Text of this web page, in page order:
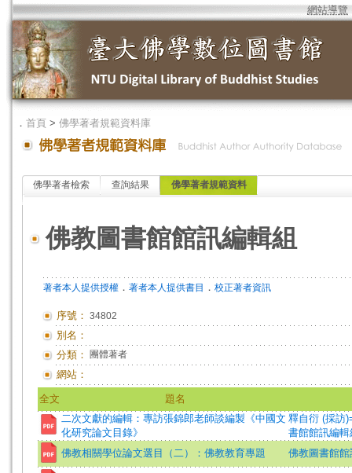
網站導覽
． 首頁 > 佛學著者規範資料庫
佛學著者檢索 查詢結果 佛學著者規範資料
佛教圖書館館訊編輯組
著者本人提供授權 ． 著者本人提供書目 ． 校正著者資訊
序號： 34802
別名：
分類：
團體著者
網站：
全文
題名
二次文獻的編輯：專訪張錦郎老師談編製《中國文
化研究論文目錄》
釋自衍 (採訪
書館館訊編輯
佛教相關學位論文選目（二）：佛教教育專題
佛教圖書館